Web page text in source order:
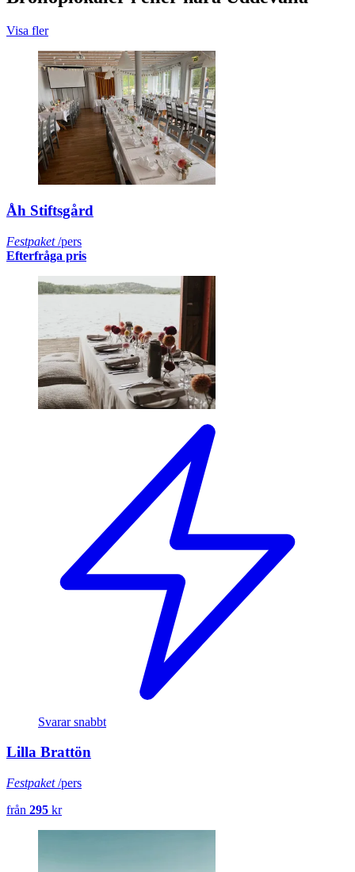
Visa fler
Åh Stiftsgård
Festpaket/pers
Efterfråga pris
Svarar snabbt
Lilla Brattön
Festpaket/pers
från 295 kr